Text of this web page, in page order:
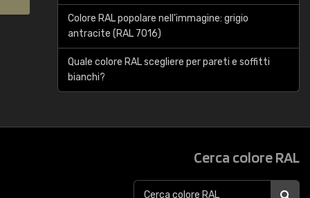
Colore RAL popolare nell'immagine: grigio
antracite (RAL 7016)
Quale colore RAL scegliere per pareti e soffitti
bianchi?
Cerca colore RAL